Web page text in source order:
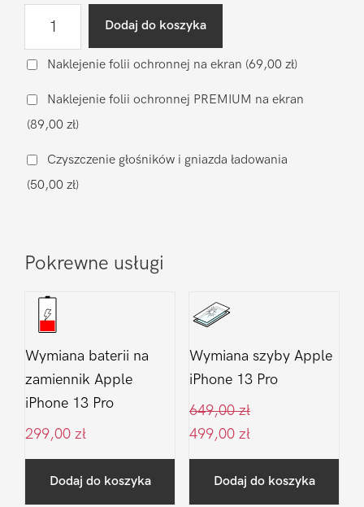
mikrofonu
iPhone
13
Pro
Dodaj do koszyka
Naklejenie folii ochronnej na ekran (69,00 zł)
Naklejenie folii ochronnej PREMIUM na ekran
(89,00 zł)
Czyszczenie głośników i gniazda ładowania
(50,00 zł)
Pokrewne usługi
Wymiana baterii na
zamiennik Apple
iPhone 13 Pro
299,00 zł
Dodaj do koszyka
Wymiana szyby Apple
iPhone 13 Pro
649,00zł
499,00 zł
Dodaj do koszyka